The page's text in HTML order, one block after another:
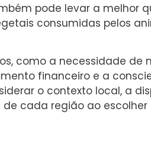
pode levar a melhor
consumidas pelos
como a necessidade de
financeiro e a
o contexto local, a
cada região ao